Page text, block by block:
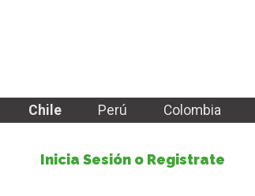
Chile Perú Colombia
Inicia Sesión o Registrate